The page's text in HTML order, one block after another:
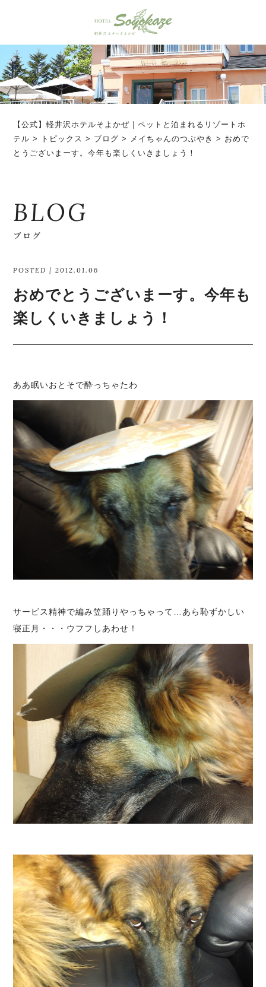
【公式】軽井沢ホテルそよかぜ｜ペットと泊まれるリゾートホ
テル > トピックス > ブログ > メイちゃんのつぶやき > おめで
とうございまーす。今年も楽しくいきましょう！
BLOG
ブログ
POSTED | 2012.01.06
おめでとうございまーす。今年も
楽しくいきましょう！
ああ眠いおとそで酔っちゃたわ
サービス精神で編み笠踊りやっちゃって…あら恥ずかしい
寝正月・・・ウフフしあわせ！